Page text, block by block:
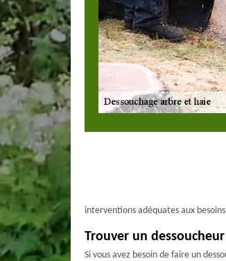
interventions adéquates aux
Trouver un
Si vous avez besoin de faire un